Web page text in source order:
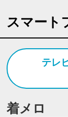
スマート
テレ
着メロ